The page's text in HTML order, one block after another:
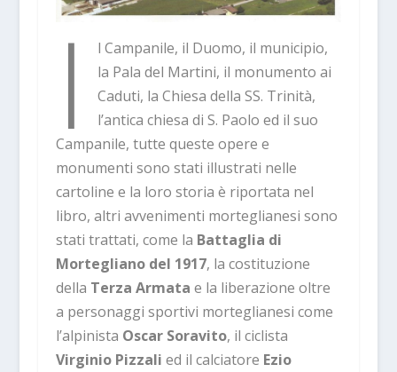
I
l Campanile, il Duomo, il municipio,
la Pala del Martini, il monumento ai
Caduti, la Chiesa della SS. Trinità,
l’antica chiesa di S. Paolo ed il suo
Campanile, tutte queste opere e
monumenti sono stati illustrati nelle
cartoline e la loro storia è riportata nel
libro, altri avvenimenti morteglianesi sono
stati trattati, come la Battaglia di
Mortegliano del 1917, la costituzione
della Terza Armata e la liberazione oltre
a personaggi sportivi morteglianesi come
l’alpinista Oscar Soravito, il ciclista
Virginio Pizzali ed il calciatore Ezio